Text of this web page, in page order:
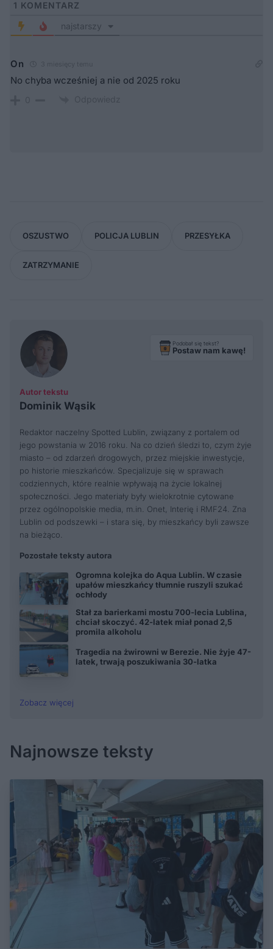
1 KOMENTARZ
najstarszy
On
No chyba wcześniej a nie od 2025 roku
OSZUSTWO POLICJA LUBLIN PRZESYŁKA
ZATRZYMANIE
Autor tekstu
Dominik Wąsik
Podobał się tekst?
Postaw nam kawę!
Redaktor naczelny Spotted Lublin, związany z portalem od
jego powstania w 2016 roku. Na co dzień śledzi to, czym żyje
miasto – od zdarzeń drogowych, przez miejskie inwestycje,
po historie mieszkańców. Specjalizuje się w sprawach
codziennych, które realnie wpływają na życie lokalnej
społeczności. Jego materiały były wielokrotnie cytowane
przez ogólnopolskie media, m.in. Onet, Interię i RMF24. Zna
Lublin od podszewki – i stara się, by mieszkańcy byli zawsze
na bieżąco.
Pozostałe teksty autora
Ogromna kolejka do Aqua Lublin. W czasie
upałów mieszkańcy tłumnie ruszyli szukać
ochłody
Stał za barierkami mostu 700-lecia Lublina,
chciał skoczyć. 42-latek miał ponad 2,5
promila alkoholu
Tragedia na żwirowni w Berezie. Nie żyje 47-
latek, trwają poszukiwania 30-latka
Zobacz więcej
Najnowsze teksty